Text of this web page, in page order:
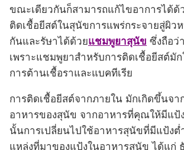
ขณะเดียวกันก็สามารถแก้ไขอาการได้
ติดเชื้อยีสต์ในสุนัขการแพร่กระจายสู่ผิว
กันและรัษาได้ด้วยแชมพูยาสุนัข ซึ่งถือว่
เพราะแชมพูยาสำหรับการติดเชื้อยีสต์มั
การต้านเชื้อราและแบคทีเรีย
การติดเชื้อยีสต์จากภายใน มักเกิดขึ้นจา
อาหารของสุนัข จากอาหารที่คุณให้มีแป้
นั้นการเปลี่ยนไปใช้อาหารสุนัขที่มีแป้งต่
แหล่งที่มาของแป้งในอาหารสุนัข ได้แก่